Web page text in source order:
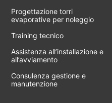
Progettazione torri
evaporative per noleggio
Training tecnico
Assistenza all’installazione e
all’avviamento
Consulenza gestione e
manutenzione